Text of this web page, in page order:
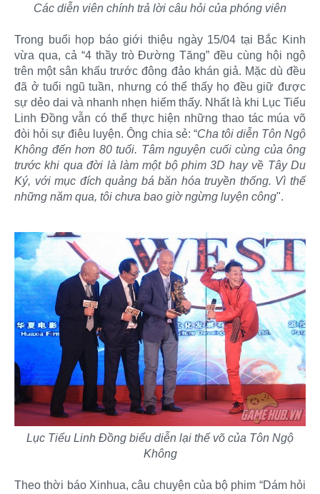
Các diễn viên chính trả lời câu hỏi của phóng viên
Trong buổi họp báo giới thiệu ngày 15/04 tại Bắc Kinh
vừa qua, cả “4 thầy trò Đường Tăng” đều cùng hội ngộ
trên một sân khấu trước đông đảo khán giả. Mặc dù đều
đã ở tuổi ngũ tuần, nhưng có thể thấy họ đều giữ được
sự dẻo dai và nhanh nhẹn hiếm thấy. Nhất là khi Lục Tiểu
Linh Đồng vẫn có thể thực hiện những thao tác múa võ
đòi hỏi sự điêu luyện. Ông chia sẻ: “Cha tôi diễn Tôn Ngộ
Không đến hơn 80 tuổi. Tâm nguyện cuối cùng của ông
trước khi qua đời là làm một bộ phim 3D hay về Tây Du
Ký, với mục đích quảng bá băn hóa truyền thống. Vì thế
những năm qua, tôi chưa bao giờ ngừng luyện công".
Lục Tiểu Linh Đồng biểu diễn lại thế võ của Tôn Ngộ
Không
Theo thời báo Xinhua, câu chuyện của bộ phim “Dám hỏi